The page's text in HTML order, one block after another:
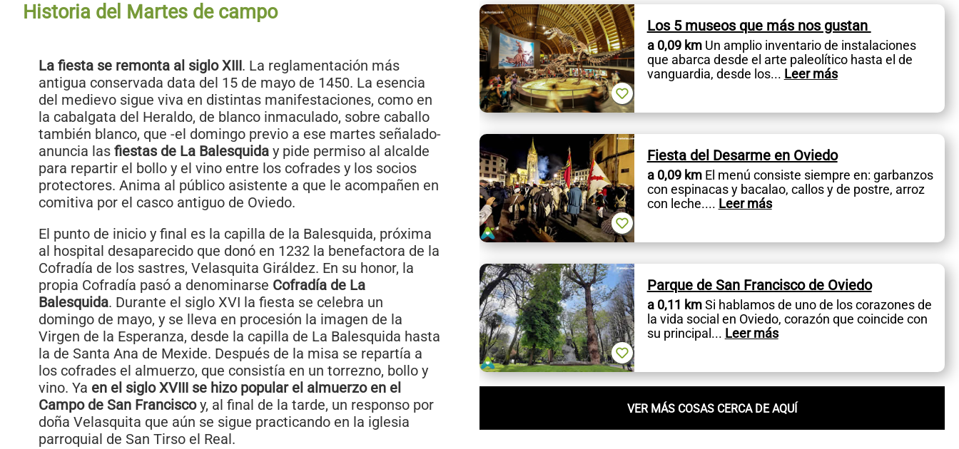
Historia del Martes de campo
La fiesta se remonta al siglo XIII. La reglamentación más
antigua conservada data del 15 de mayo de 1450. La esencia
del medievo sigue viva en distintas manifestaciones, como en
la cabalgata del Heraldo, de blanco inmaculado, sobre caballo
también blanco, que -el domingo previo a ese martes señalado-
anuncia las fiestas de La Balesquida y pide permiso al alcalde
para repartir el bollo y el vino entre los cofrades y los socios
protectores. Anima al público asistente a que le acompañen en
comitiva por el casco antiguo de Oviedo.
El punto de inicio y final es la capilla de la Balesquida, próxima
al hospital desaparecido que donó en 1232 la benefactora de la
Cofradía de los sastres, Velasquita Giráldez. En su honor, la
propia Cofradía pasó a denominarse Cofradía de La
Balesquida. Durante el siglo XVI la fiesta se celebra un
domingo de mayo, y se lleva en procesión la imagen de la
Virgen de la Esperanza, desde la capilla de La Balesquida hasta
la de Santa Ana de Mexide. Después de la misa se repartía a
los cofrades el almuerzo, que consistía en un torrezno, bollo y
vino. Ya en el siglo XVIII se hizo popular el almuerzo en el
Campo de San Franciscoy, al final de la tarde, un responso por
doña Velasquita que aún se sigue practicando en la iglesia
parroquial de San Tirso el Real.
Los 5 museos que más nos gustan
a 0,09 kmUn amplio inventario de instalaciones
que abarca desde el arte paleolítico hasta el de
vanguardia, desde los... Leer más
Fiesta del Desarme en Oviedo
a 0,09 kmEl menú consiste siempre en: garbanzos
con espinacas y bacalao, callos y de postre, arroz
con leche.... Leer más
Parque de San Francisco de Oviedo
a 0,11 kmSi hablamos de uno de los corazones de
la vida social en Oviedo, corazón que coincide con
su principal ... Leer más
VER MÁS COSAS CERCA DE AQUÍ